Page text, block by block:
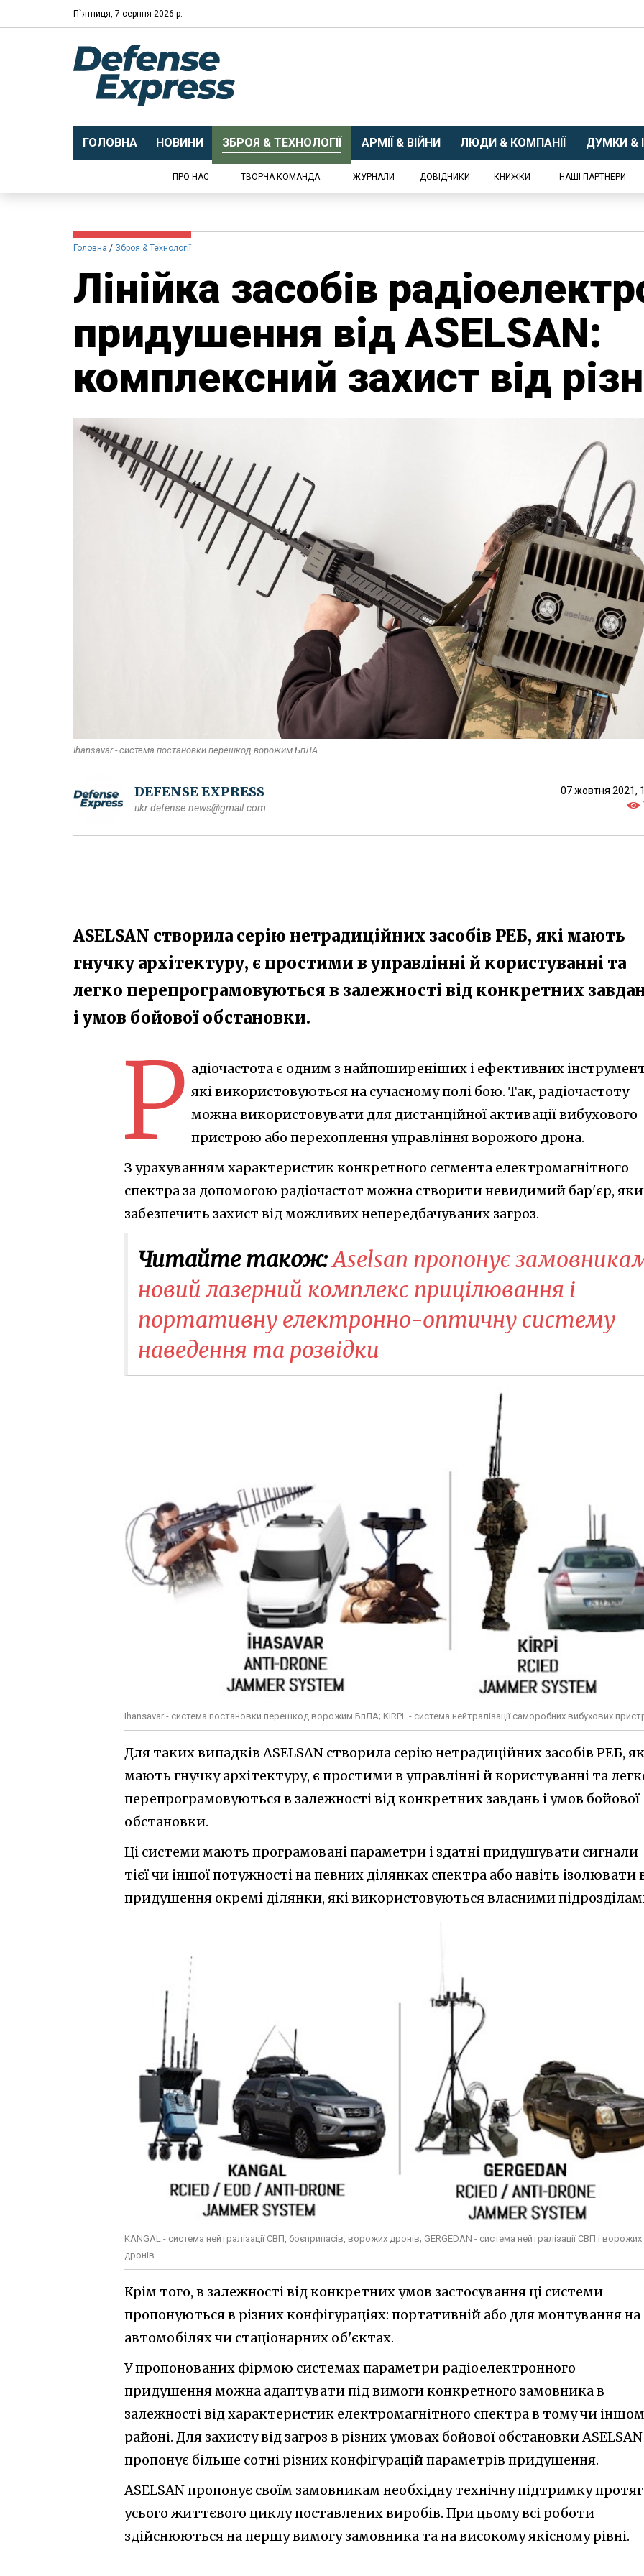
П`ятниця, 7 серпня 2026 р.
ГОЛОВНА НОВИНИ ЗБРОЯ & ТЕХНОЛОГІЇ АРМІЇ & ВІЙНИ ЛЮДИ & КОМПАНІЇ ДУМКИ &
ПРО НАС ТВОРЧА КОМАНДА ЖУРНАЛИ ДОВІДНИКИ КНИЖКИ НАШІ ПАРТНЕРИ
Головна Зброя & Технології
Лінійка засобів
придушення від ASELSAN:
комплексний захист від
Ihansavar - система постановки перешкод ворожим БпЛА
DEFENSE EXPRESS
ukr.defense.news@gmail.com
07 жовтня 2021,
ASELSAN створила серію нетрадиційних засобів РЕБ, які мають
гнучку архітектуру, є простими в управлінні й користуванні та
легко перепрограмовуються в залежності від конкретних
і умов бойової обстановки.
Р адіочастота є одним з найпоширеніших і ефективних
які використовуються на сучасному полі бою. Так, радіочастоту
можна використовувати для дистанційної активації вибухового
пристрою або перехоплення управління ворожого дрона.
З урахуванням характеристик конкретного сегмента електромагнітного
спектра за допомогою радіочастот можна створити невидимий бар'єр,
забезпечить захист від можливих непередбачуваних загроз.
Читайте також:Aselsan пропонує
новий лазерний комплекс прицілювання і
портативну електронно-оптичну систему
наведення та розвідки
Ihansavar - система постановки перешкод ворожим БпЛА; KIRPL - система нейтралізації саморобних вибухових
Для таких випадків ASELSAN створила серію нетрадиційних засобів РЕБ,
мають гнучку архітектуру, є простими в управлінні й користуванні та
перепрограмовуються в залежності від конкретних завдань і умов бойової
обстановки.
Ці системи мають програмовані параметри і здатні придушувати сигнали
тієї чи іншої потужності на певних ділянках спектра або навіть ізолювати
придушення окремі ділянки, які використовуються власними
KANGAL - система нейтралізації СВП, боєприпасів, ворожих дронів; GERGEDAN - система нейтралізації СВП і ворожих
дронів
Крім того, в залежності від конкретних умов застосування ці системи
пропонуються в різних конфігураціях: портативній або для монтування на
автомобілях чи стаціонарних об'єктах.
У пропонованих фірмою системах параметри радіоелектронного
придушення можна адаптувати під вимоги конкретного замовника в
залежності від характеристик електромагнітного спектра в тому чи
районі. Для захисту від загроз в різних умовах бойової обстановки ASELSAN
пропонує більше сотні різних конфігурацій параметрів придушення.
ASELSAN пропонує своїм замовникам необхідну технічну підтримку
усього життєвого циклу поставлених виробів. При цьому всі роботи
здійснюються на першу вимогу замовника та на високому якісному рівні.